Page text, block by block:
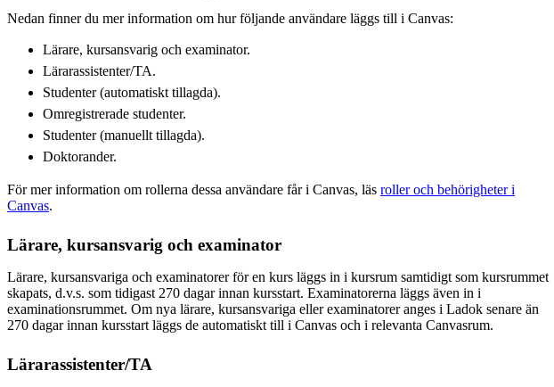
Nedan finner du mer information om hur följande användare läggs till i Canvas:
Lärare, kursansvarig och examinator.
Lärarassistenter/TA.
Studenter (automatiskt tillagda).
Omregistrerade studenter.
Studenter (manuellt tillagda).
Doktorander.
För mer information om rollerna dessa användare får i Canvas, läs roller och behörigheter i
Canvas.
Lärare, kursansvarig och examinator
Lärare, kursansvariga och examinatorer för en kurs läggs in i kursrum samtidigt som kursrummet
skapats, d.v.s. som tidigast 270 dagar innan kursstart. Examinatorerna läggs även in i
examinationsrummet. Om nya lärare, kursansvariga eller examinatorer anges i Ladok senare än
270 dagar innan kursstart läggs de automatiskt till i Canvas och i relevanta Canvasrum.
Lärarassistenter/TA